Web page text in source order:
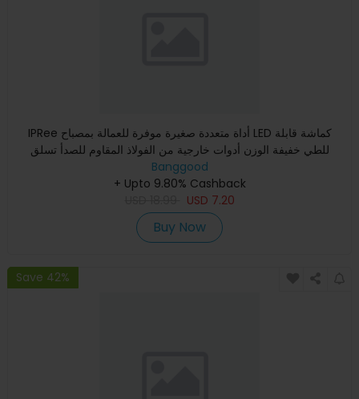
IPRee أداة متعددة صغيرة موفرة للعمالة بمصباح LED كماشة قابلة
للطي خفيفة الوزن أدوات خارجية من الفولاذ المقاوم للصدأ تسلق
Banggood
+ Upto 9.80% Cashback
USD 7.20
Buy Now
Save 42%